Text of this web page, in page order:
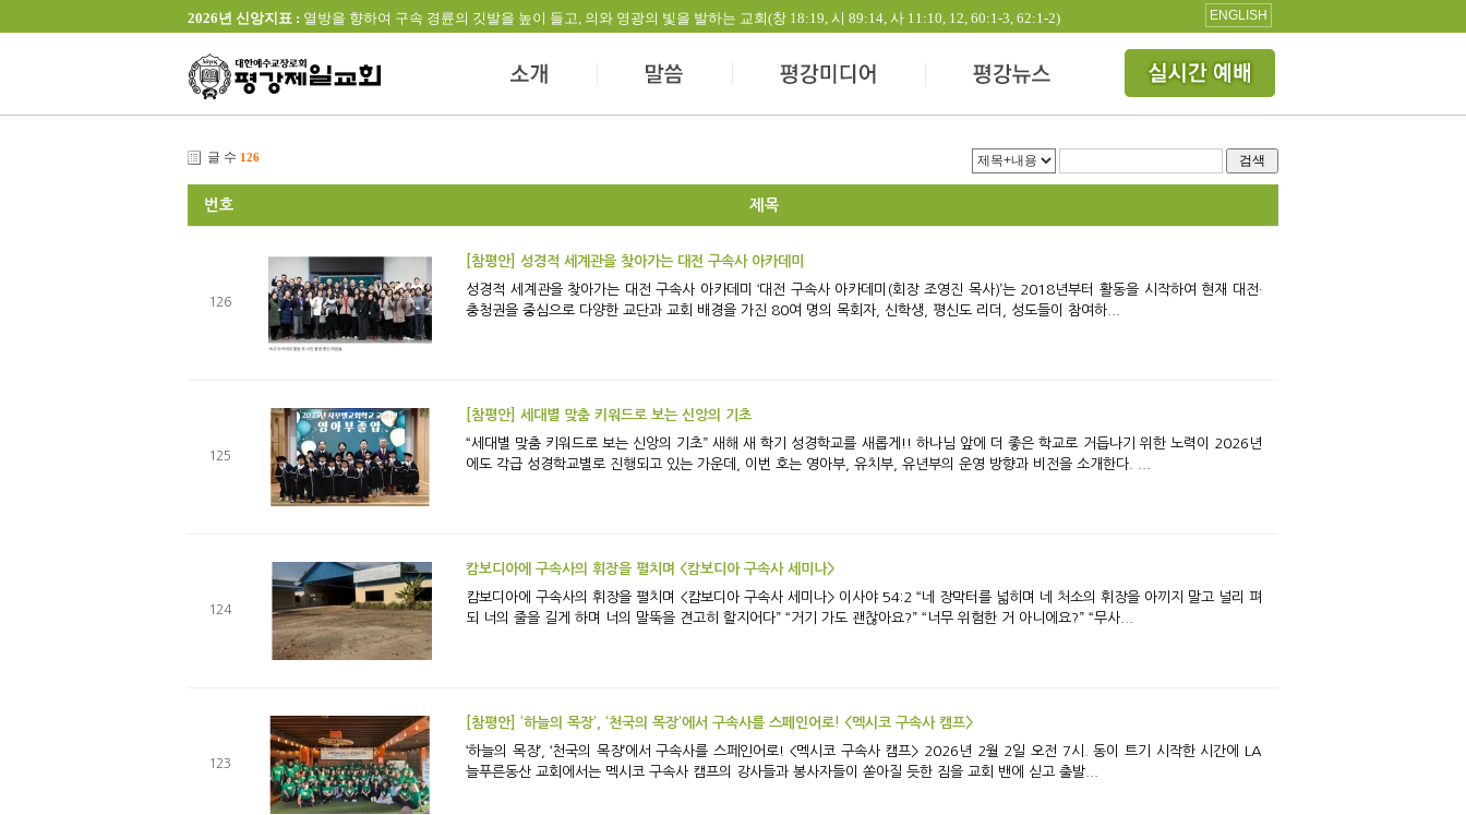
2026년 신앙지표 : 열방을 향하여 구속 경륜의 깃발을 높이 들고, 의와 영광의 빛을 발하는 교회(창 18:19, 시 89:14, 사 11:10, 12, 60:1-3, 62:1-2) ENGLISH
글 수 126 검색
번호 제목
126
[참평안] 성경적 세계관을 찾아가는 대전 구속사 아카데미
성경적 세계관을 찾아가는 대전 구속사 아카데미 ‘대전 구속사 아카데미(회장 조영진 목사)’는 2018년부터 활동을 시작하여 현재 대전·
충청권을 중심으로 다양한 교단과 교회 배경을 가진 80여 명의 목회자, 신학생, 평신도 리더, 성도들이 참여하...
125
[참평안] 세대별 맞춤 키워드로 보는 신앙의 기초
“세대별 맞춤 키워드로 보는 신앙의 기초” 새해 새 학기 성경학교를 새롭게!! 하나님 앞에 더 좋은 학교로 거듭나기 위한 노력이 2026년
에도 각급 성경학교별로 진행되고 있는 가운데, 이번 호는 영아부, 유치부, 유년부의 운영 방향과 비전을 소개한다. ...
124
캄보디아에 구속사의 휘장을 펼치며 <캄보디아 구속사 세미나>
캄보디아에 구속사의 휘장을 펼치며 <캄보디아 구속사 세미나> 이사야 54:2 “네 장막터를 넓히며 네 처소의 휘장을 아끼지 말고 널리 펴
되 너의 줄을 길게 하며 너의 말뚝을 견고히 할지어다” “거기 가도 괜찮아요?” “너무 위험한 거 아니에요?” “무사...
123
[참평안] ‘하늘의 목장’, ‘천국의 목장’에서 구속사를 스페인어로! <멕시코 구속사 캠프>
‘하늘의 목장’, ‘천국의 목장’에서 구속사를 스페인어로! <멕시코 구속사 캠프> 2026년 2월 2일 오전 7시. 동이 트기 시작한 시간에 LA
늘푸른동산 교회에서는 멕시코 구속사 캠프의 강사들과 봉사자들이 쏟아질 듯한 짐을 교회 밴에 싣고 출발...